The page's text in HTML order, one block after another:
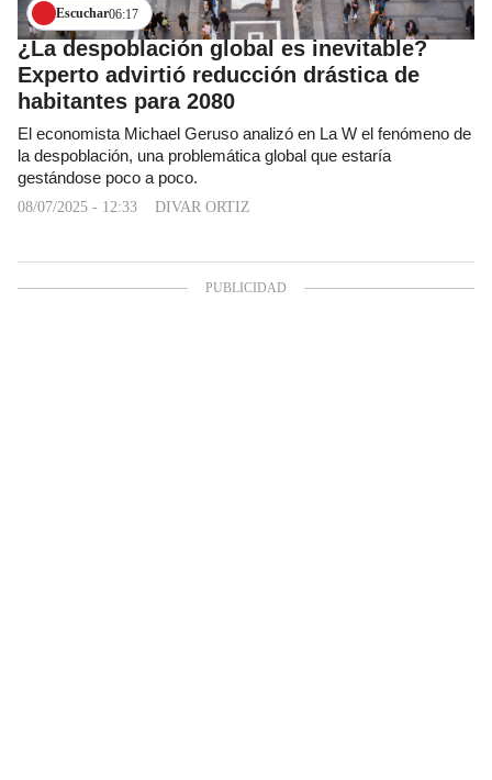
Escuchar06:17
¿La despoblación global es inevitable?
Experto advirtió reducción drástica de
habitantes para 2080
El economista Michael Geruso analizó en La W el fenómeno de
la despoblación, una problemática global que estaría
gestándose poco a poco.
08/07/2025 - 12:33 DIVAR ORTIZ